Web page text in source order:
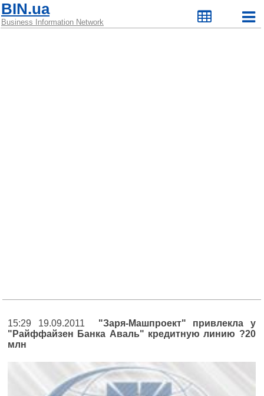
BIN.ua
Business Information Network
15:29 19.09.2011 "Заря-Машпроект" привлекла у
"Райффайзен Банка Аваль" кредитную линию ?20
млн